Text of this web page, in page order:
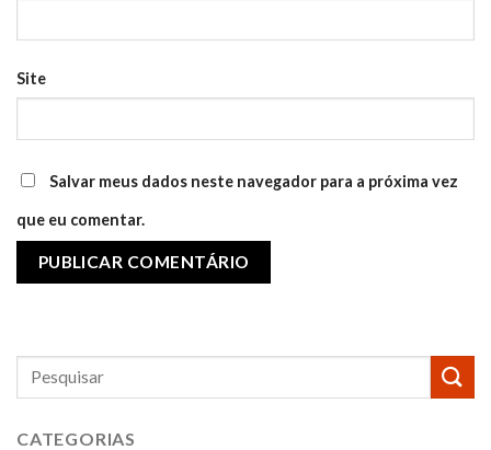
CATEGORIAS
Site
Salvar meus dados neste navegador para a próxima vez
que eu comentar.